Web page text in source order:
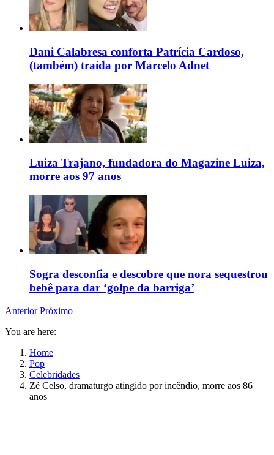
Dani Calabresa conforta Patrícia Cardoso,
(também) traída por Marcelo Adnet
Luiza Trajano, fundadora do Magazine Luiza,
morre aos 97 anos
Sogra desconfia e descobre que nora sequestrou
bebê para dar ‘golpe da barriga’
Anterior Próximo
You are here:
Home
Pop
Celebridades
Zé Celso, dramaturgo atingido por incêndio, morre aos 86
anos